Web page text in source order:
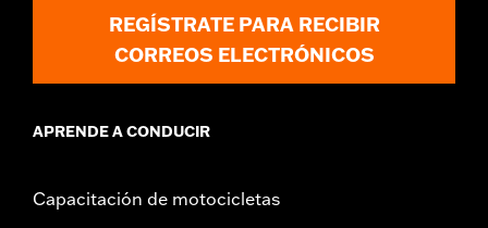
REGÍSTRATE PARA RECIBIR
CORREOS ELECTRÓNICOS
APRENDE A CONDUCIR
Capacitación de motocicletas